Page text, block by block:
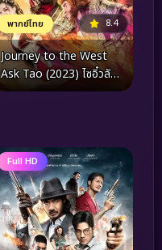
พากย์ไทย 8.4
Journey to the West
Ask Tao (2023) ไซอิ๋วลัทธิ
เต๋า
Full HD